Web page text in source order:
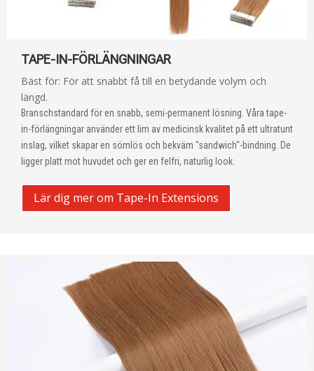
TAPE-IN-FÖRLÄNGNINGAR
Bäst för: För att snabbt få till en betydande volym och
längd.
Branschstandard för en snabb, semi-permanent lösning. Våra tape-
in-förlängningar använder ett lim av medicinsk kvalitet på ett ultratunt
inslag, vilket skapar en sömlös och bekväm "sandwich"-bindning. De
ligger platt mot huvudet och ger en felfri, naturlig look.
Lär dig mer om Tape-In Extensions